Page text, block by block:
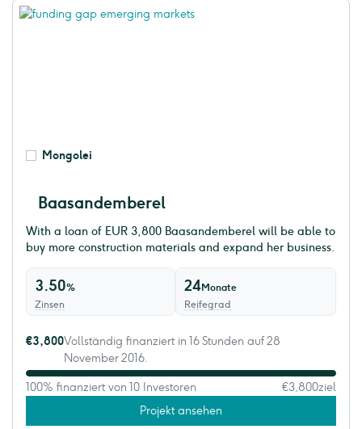
Mongolei
Baasandemberel
With a loan of EUR 3,800 ​Baasandemberel will be able to
buy more construction materials and expand her business.
3.50%
Zinsen
24Monate
Reifegrad
€3,800Vollständig finanziert in 16 Stunden auf 28
November 2016.
100% finanziert von 10 Investoren €3,800ziel
Projekt ansehen